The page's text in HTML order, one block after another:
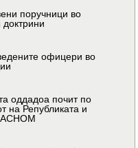
поручници во
офицери во
оддадоа почит по
на Републиката и
АСНОМ